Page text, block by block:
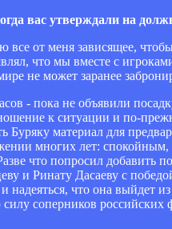
вас утверждали на
все от меня зависящее,
что мы вместе с
не может заранее
- пока не объявили
к ситуации и по-
Буряку материал для
многих лет:
что попросил
и Ринату Дасаеву с
надеяться, что она выйдет
соперников